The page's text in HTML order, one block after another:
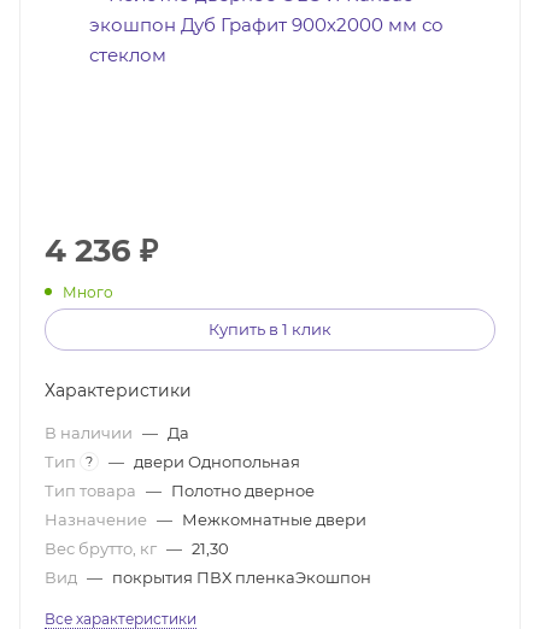
4 236 ₽
Много
Купить в 1 клик
Характеристики
В наличии — Да
Тип
? — двери Однопольная
Тип товара — Полотно дверное
Назначение — Межкомнатные двери
Вес брутто, кг — 21,30
Вид — покрытия ПВХ пленкаЭкошпон
Все характеристики